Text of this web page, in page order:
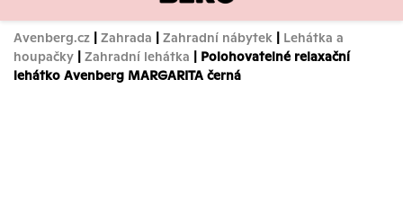
Avenberg.cz | Zahrada | Zahradní nábytek | Lehátka a
houpačky | Zahradní lehátka | Polohovatelné relaxační
lehátko Avenberg MARGARITA černá